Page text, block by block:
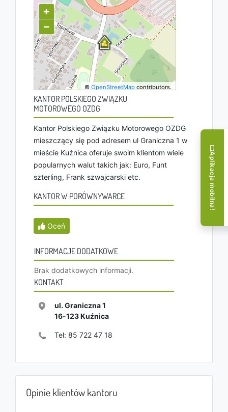
+
−
©OpenStreetMap contributors.
KANTOR POLSKIEGO ZWIĄZKU
MOTOROWEGO OZDG
Kantor Polskiego Związku Motorowego OZDG
mieszczący się pod adresem ul Graniczna 1 w
mieście Kuźnica oferuje swoim klientom wiele
popularnych walut takich jak: Euro, Funt
szterling, Frank szwajcarski etc.
KANTOR W PORÓWNYWARCE
Oceń
INFORMACJE DODATKOWE
Brak dodatkowych informacji.
KONTAKT
ul. Graniczna 1
16-123Kuźnica
Tel: 85 722 47 18
Opinie klientów kantoru
Aplikacja mobilna!